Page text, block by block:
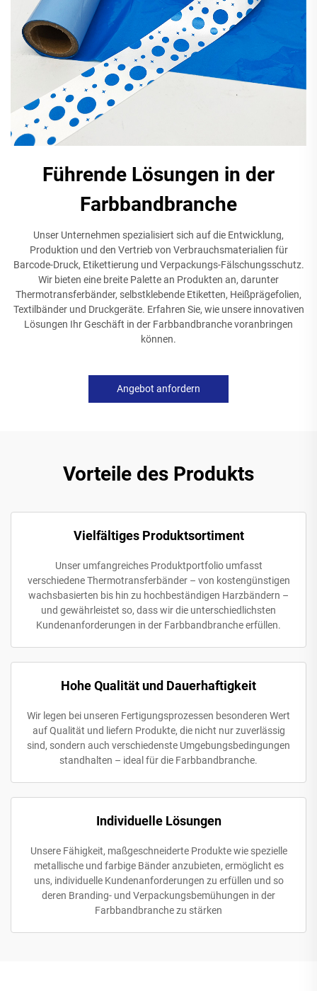
Führende Lösungen in der
Farbbandbranche
Unser Unternehmen spezialisiert sich auf die Entwicklung,
Produktion und den Vertrieb von Verbrauchsmaterialien für
Barcode-Druck, Etikettierung und Verpackungs-Fälschungsschutz.
Wir bieten eine breite Palette an Produkten an, darunter
Thermotransferbänder, selbstklebende Etiketten, Heißprägefolien,
Textilbänder und Druckgeräte. Erfahren Sie, wie unsere innovativen
Lösungen Ihr Geschäft in der Farbbandbranche voranbringen
können.
Angebot anfordern
Vorteile des Produkts
Vielfältiges Produktsortiment
Unser umfangreiches Produktportfolio umfasst
verschiedene Thermotransferbänder – von kostengünstigen
wachsbasierten bis hin zu hochbeständigen Harzbändern –
und gewährleistet so, dass wir die unterschiedlichsten
Kundenanforderungen in der Farbbandbranche erfüllen.
Hohe Qualität und Dauerhaftigkeit
Wir legen bei unseren Fertigungsprozessen besonderen Wert
auf Qualität und liefern Produkte, die nicht nur zuverlässig
sind, sondern auch verschiedenste Umgebungsbedingungen
standhalten – ideal für die Farbbandbranche.
Individuelle Lösungen
Unsere Fähigkeit, maßgeschneiderte Produkte wie spezielle
metallische und farbige Bänder anzubieten, ermöglicht es
uns, individuelle Kundenanforderungen zu erfüllen und so
deren Branding- und Verpackungsbemühungen in der
Farbbandbranche zu stärken